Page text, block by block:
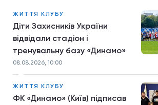
ЖИТТЯ КЛУБУ
Діти Захисників України
відвідали стадіон і
тренувальну базу «Динамо»
08.08.2026, 10:00
ЖИТТЯ КЛУБУ
ФК «Динамо» (Київ) підписав